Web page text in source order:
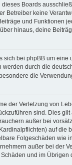
Boards
Betreiber keine
und Funktionen
hinaus, deine
sich bei phpBB um eine
durch die
die
der Verletzung von
sind. Dies
außer bei
auf die
Folgeschäden wie
außer bei der
und im